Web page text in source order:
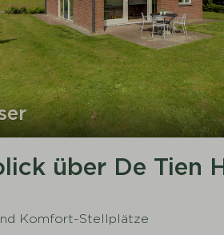
über De Tien
Komfort-Stellplätze